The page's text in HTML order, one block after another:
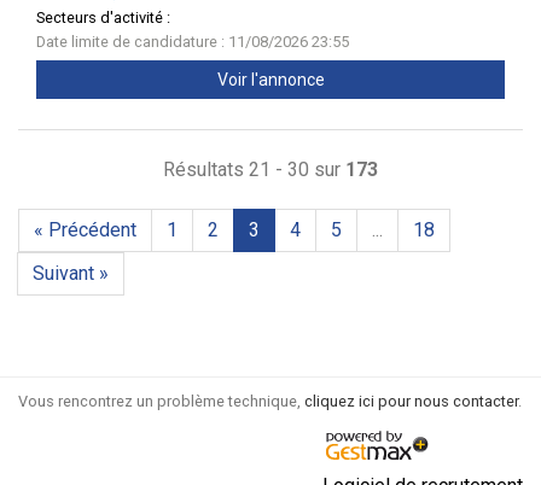
Secteurs d'activité :
Date limite de candidature : 11/08/2026 23:55
Voir l'annonce
Résultats 21 - 30 sur 173
« Précédent 1 2 3 4 5 ...
18
Suivant »
Vous rencontrez un problème technique, cliquez ici pour nous contacter.